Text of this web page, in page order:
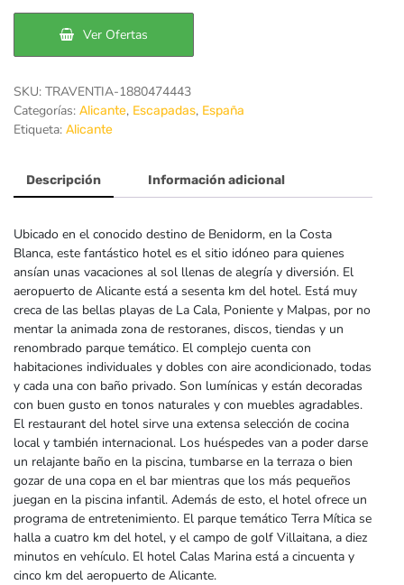
era:
31€.
es:
26€.
Ver Ofertas
SKU: TRAVENTIA-1880474443
Categorías: Alicante, Escapadas, España
Etiqueta: Alicante
Descripción Información adicional
Ubicado en el conocido destino de Benidorm, en la Costa
Blanca, este fantástico hotel es el sitio idóneo para quienes
ansían unas vacaciones al sol llenas de alegría y diversión. El
aeropuerto de Alicante está a sesenta km del hotel. Está muy
creca de las bellas playas de La Cala, Poniente y Malpas, por no
mentar la animada zona de restoranes, discos, tiendas y un
renombrado parque temático. El complejo cuenta con
habitaciones individuales y dobles con aire acondicionado, todas
y cada una con baño privado. Son lumínicas y están decoradas
con buen gusto en tonos naturales y con muebles agradables.
El restaurant del hotel sirve una extensa selección de cocina
local y también internacional. Los huéspedes van a poder darse
un relajante baño en la piscina, tumbarse en la terraza o bien
gozar de una copa en el bar mientras que los más pequeños
juegan en la piscina infantil. Además de esto, el hotel ofrece un
programa de entretenimiento. El parque temático Terra Mítica se
halla a cuatro km del hotel, y el campo de golf Villaitana, a diez
minutos en vehículo. El hotel Calas Marina está a cincuenta y
cinco km del aeropuerto de Alicante.